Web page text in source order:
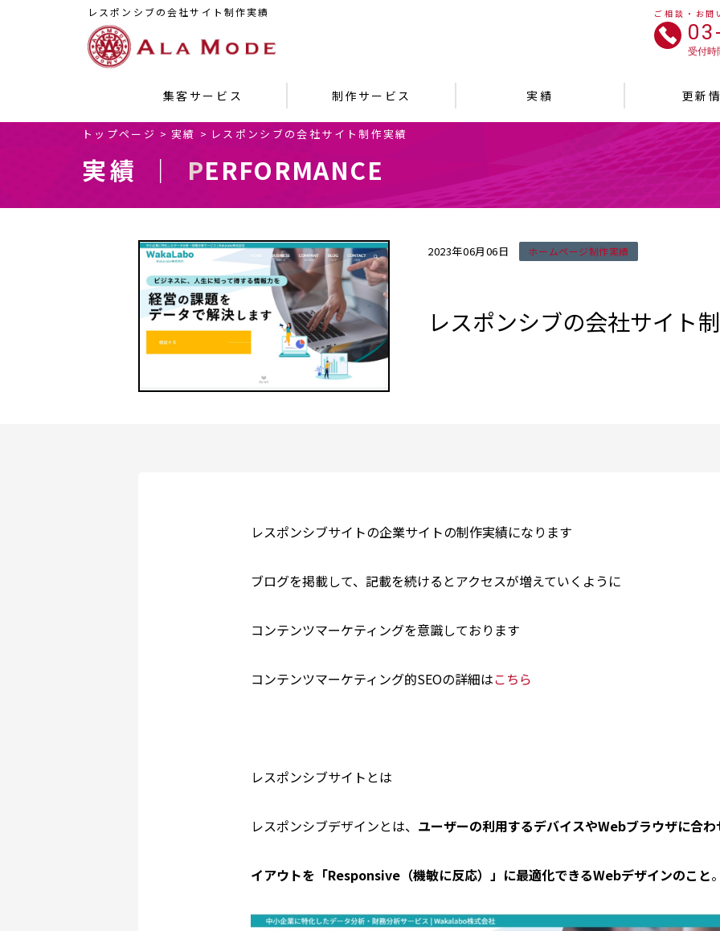
レスポンシブの会社サイト制作実績 ご相談・お問
受付時
集客サービス 制作サービス 実績 更新
トップページ > 実績 > レスポンシブの会社サイト制作実績
実績 ｜ PERFORMANCE
2023年06月06日 ホームページ制作実績
レスポンシブの会社サイト
レスポンシブサイトの企業サイトの制作実績になります
ブログを掲載して、記載を続けるとアクセスが増えていくように
コンテンツマーケティングを意識しております
コンテンツマーケティング的SEOの詳細はこちら
レスポンシブサイトとは
レスポンシブデザインとは、 ユーザーの利用するデバイスやWebブラウザに合わ
イアウトを「Responsive（機敏に反応）」に最適化できるWebデザインのこと